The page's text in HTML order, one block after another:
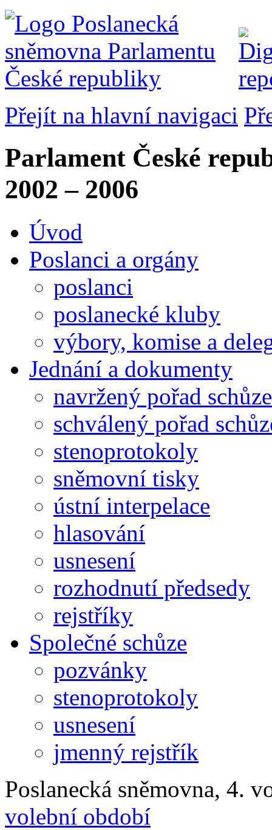
Přejít na hlavní navigaci
Parlament České
2002 – 2006
Úvod
Poslanci a orgány
poslanci
poslanecké kluby
výbory, komise a
Jednání a dokumenty
navržený pořad schůze
schválený pořad
stenoprotokoly
sněmovní tisky
ústní interpelace
hlasování
usnesení
rozhodnutí předsedy
rejstříky
Společné schůze
pozvánky
stenoprotokoly
usnesení
jmenný rejstřík
Poslanecká sněmovna, 4.
volební období